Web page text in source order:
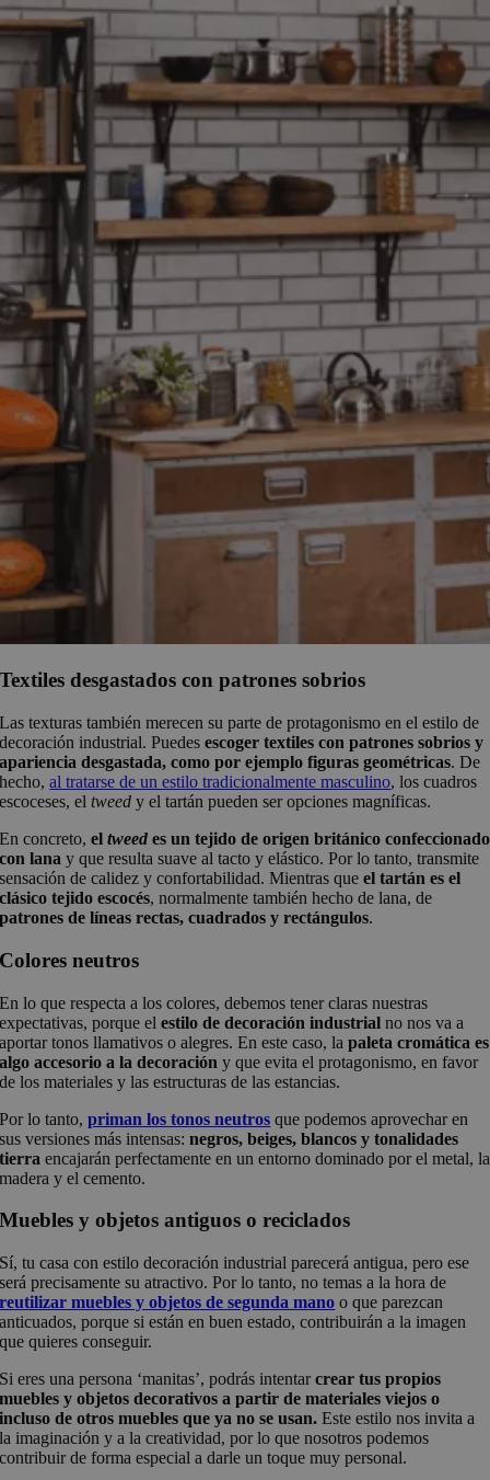
Textiles desgastados con patrones sobrios
Las texturas también merecen su parte de protagonismo en el estilo de
decoración industrial. Puedesescoger textiles con patrones sobrios y
apariencia desgastada, como por ejemplo figuras geométricas. De
hecho,al tratarse de un estilo tradicionalmente masculino, los cuadros
escoceses, eltweed y el tartán pueden ser opciones magníficas.
En concreto,eltweed es un tejido de origen británico confeccionado
con lana y que resulta suave al tacto y elástico. Por lo tanto, transmite
sensación de calidez y confortabilidad. Mientras queel tartán es el
clásico tejido escocés, normalmente también hecho de lana, de
patrones de líneas rectas, cuadrados y rectángulos.
Colores neutros
En lo que respecta a los colores, debemos tener claras nuestras
expectativas, porque elestilo de decoración industrialno nos va a
aportar tonos llamativos o alegres. En este caso, lapaleta cromática es
algo accesorio a la decoración y que evita el protagonismo, en favor
de los materiales y las estructuras de las estancias.
Por lo tanto,priman los tonos neutros que podemos aprovechar en
sus versiones más intensas:negros, beiges, blancos y tonalidades
tierra encajarán perfectamente en un entorno dominado por el metal, la
madera y el cemento.
Muebles y objetos antiguos o reciclados
Sí, tu casa con estilo decoración industrial parecerá antigua, pero ese
será precisamente su atractivo. Por lo tanto, no temas a la hora de
reutilizar muebles y objetos de segunda mano o que parezcan
anticuados, porque si están en buen estado, contribuirán a la imagen
que quieres conseguir.
Si eres una persona ‘manitas’, podrás intentarcrear tus propios
muebles y objetos decorativos a partir de materiales viejos o
incluso de otros muebles que ya no se usan.Este estilo nos invita a
la imaginación y a la creatividad, por lo que nosotros podemos
contribuir de forma especial a darle un toque muy personal.